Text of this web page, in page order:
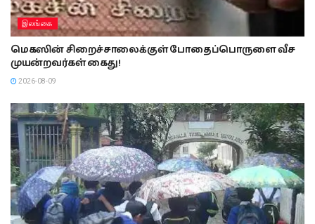
இலங்கை
மெகஸின் சிறைச்சாலைக்குள் போதைப்பொருளை வீச
முயன்றவர்கள் கைது!
2026-08-09